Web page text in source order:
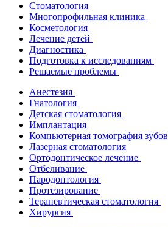
Стоматология
Многопрофильная клиника
Косметология
Лечение детей
Диагностика
Подготовка к исследованиям
Решаемые проблемы
Анестезия
Гнатология
Детская стоматология
Имплантация
Компьютерная томография зубов
Лазерная стоматология
Ортодонтическое лечение
Отбеливание
Пародонтология
Протезирование
Терапевтическая стоматология
Хирургия